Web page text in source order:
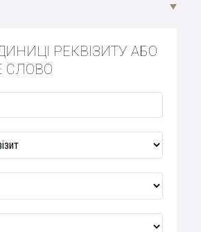
РЕКВІЗИТУ АБО
СЛОВО